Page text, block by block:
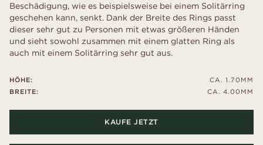
Beschädigung, wie es beispielsweise bei einem Solitärring
geschehen kann, senkt. Dank der Breite des Rings passt
dieser sehr gut zu Personen mit etwas größeren Händen
und sieht sowohl zusammen mit einem glatten Ring als
auch mit einem Solitärring sehr gut aus.
HÖHE:
BREITE:
CA. 1.70MM
CA. 4.00MM
KAUFE JETZT